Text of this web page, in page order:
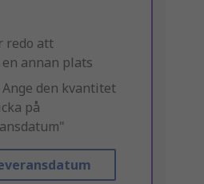
redo att
annan plats
Ange den kvantitet
på